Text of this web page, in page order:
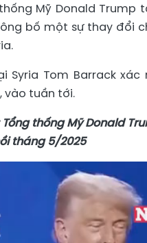
Mỹ Donald Trump
bố một sự thay đổi
Syria Tom Barrack
vào tuần tới.
thống Mỹ Donald
tháng 5/2025